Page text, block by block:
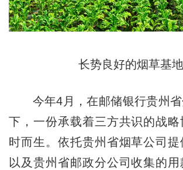
长势良好的烟草基地
今年4月，在邮储银行贵州省
下，一份承载着三方共识的战
时而生。依托贵州省烟草公司
以及贵州省邮政分公司收集的